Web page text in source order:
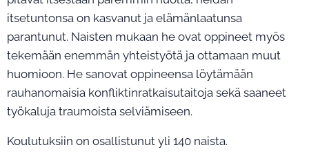
itsetuntonsa on kasvanut ja elämänlaatunsa
parantunut. Naisten mukaan he ovat oppineet myös
tekemään enemmän yhteistyötä ja ottamaan muut
huomioon. He sanovat oppineensa löytämään
rauhanomaisia konfliktinratkaisutaitoja sekä saaneet
työkaluja traumoista selviämiseen.
Koulutuksiin on osallistunut yli 140 naista.